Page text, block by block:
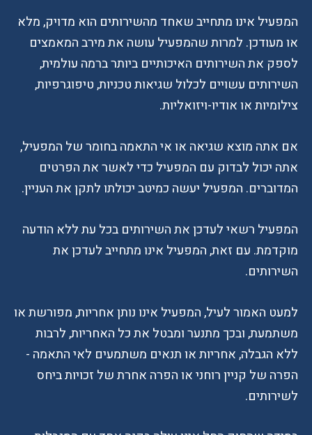
המפעיל אינו מתחייב שאחד מהשירותים הוא מדויק, מלא
או מעודכן. למרות שהמפעיל עושה את מירב המאמצים
לספק את השירותים האיכותיים ביותר ברמה עולמית,
השירותים עשויים לכלול שגיאות טכניות, טיפוגרפיות,
צילומיות או אודיו-ויזואליות.
אם אתה מוצא שגיאה או אי התאמה בחומר של המפעיל,
אתה יכול לבדוק עם המפעיל כדי לאשר את הפרטים
המדוברים. המפעיל יעשה כמיטב יכולתו לתקן את העניין.
המפעיל רשאי לעדכן את השירותים בכל עת ללא הודעה
מוקדמת. עם זאת, המפעיל אינו מתחייב לעדכן את
השירותים.
למעט האמור לעיל, המפעיל אינו נותן אחריות, מפורשת או
משתמעת, ובכך מתנער ומבטל את כל האחריות, לרבות
ללא הגבלה, אחריות או תנאים משתמעים לאי התאמה -
הפרה של קניין רוחני או הפרה אחרת של זכויות ביחס
לשירותים.